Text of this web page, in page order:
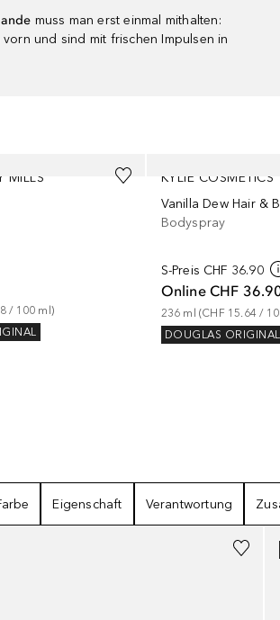
muss man erst einmal mithalten:
und sind mit frischen Impulsen in
MILLS
/ 100 ml )
KYLIE COSMETICS
Vanilla Dew Hair &
Bodyspray
S-Preis CHF 36.90
Online CHF
236 ml (CHF 15.64 /
DOUGLAS ORIGINAL
Eigenschaft Verantwortung